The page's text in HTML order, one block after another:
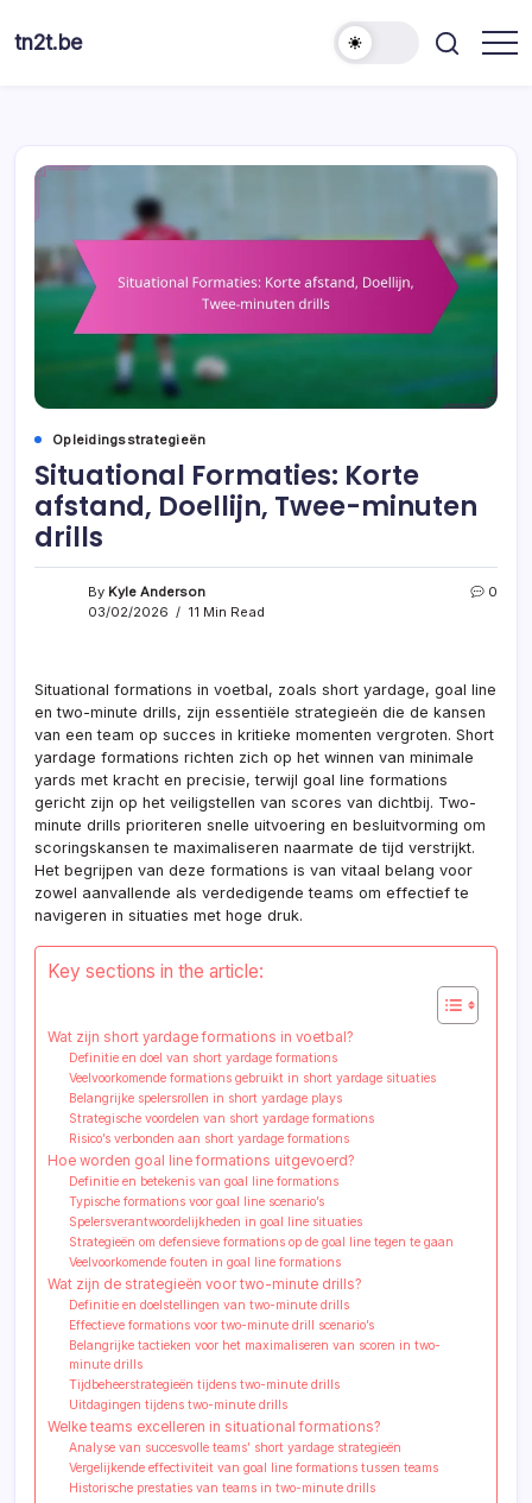
totn2t.be
Opleidingsstrategieën
Situational Formaties: Korte
afstand, Doellijn, Twee-minuten
drills
By Kyle Anderson
03/02/2026
11 Min Read
0
Situational formations in voetbal, zoals short yardage, goal line
en two-minute drills, zijn essentiële strategieën die de kansen
van een team op succes in kritieke momenten vergroten. Short
yardage formations richten zich op het winnen van minimale
yards met kracht en precisie, terwijl goal line formations
gericht zijn op het veiligstellen van scores van dichtbij. Two-
minute drills prioriteren snelle uitvoering en besluitvorming om
scoringskansen te maximaliseren naarmate de tijd verstrijkt.
Het begrijpen van deze formations is van vitaal belang voor
zowel aanvallende als verdedigende teams om effectief te
navigeren in situaties met hoge druk.
Key sections in the article:
Wat zijn short yardage formations in voetbal?
Definitie en doel van short yardage formations
Veelvoorkomende formations gebruikt in short yardage situaties
Belangrijke spelersrollen in short yardage plays
Strategische voordelen van short yardage formations
Risico’s verbonden aan short yardage formations
Hoe worden goal line formations uitgevoerd?
Definitie en betekenis van goal line formations
Typische formations voor goal line scenario’s
Spelersverantwoordelijkheden in goal line situaties
Strategieën om defensieve formations op de goal line tegen te gaan
Veelvoorkomende fouten in goal line formations
Wat zijn de strategieën voor two-minute drills?
Definitie en doelstellingen van two-minute drills
Effectieve formations voor two-minute drill scenario’s
Belangrijke tactieken voor het maximaliseren van scoren in two-
minute drills
Tijdbeheerstrategieën tijdens two-minute drills
Uitdagingen tijdens two-minute drills
Welke teams excelleren in situational formations?
Analyse van succesvolle teams’ short yardage strategieën
Vergelijkende effectiviteit van goal line formations tussen teams
Historische prestaties van teams in two-minute drills